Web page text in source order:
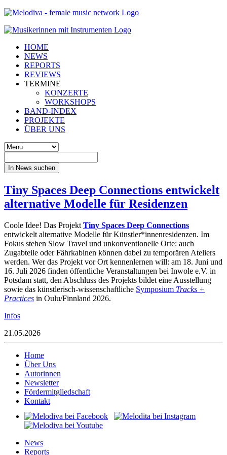
HOME
NEWS
REPORTS
REVIEWS
TERMINE
KONZERTE
WORKSHOPS
BAND-INDEX
PROJEKTE
ÜBER UNS
In News suchen
Tiny Spaces Deep Connections entwickelt
alternative Modelle für Residenzen
Coole Idee! Das Projekt Tiny Spaces Deep Connections
entwickelt alternative Modelle für Künstler*innenresidenzen. Im
Fokus stehen Slow Travel und unkonventionelle Orte: auch
Zugabteile oder Fährkabinen können dabei zu temporären Ateliers
werden. Wer das Projekt vor Ort kennenlernen will: am 18. Juni und
16. Juli 2026 finden öffentliche Veranstaltungen bei Inwole e.V. in
Potsdam statt, den Abschluss des Projekts bildet eine Ausstellung
sowie das künstlerisch-wissenschaftliche Symposium Tracks +
Practices in Oulu/Finnland 2026.
Infos
21.05.2026
Home
Über Uns
Autorinnen
Newsletter
Fördermitgliedschaft
Kontakt
News
Reports